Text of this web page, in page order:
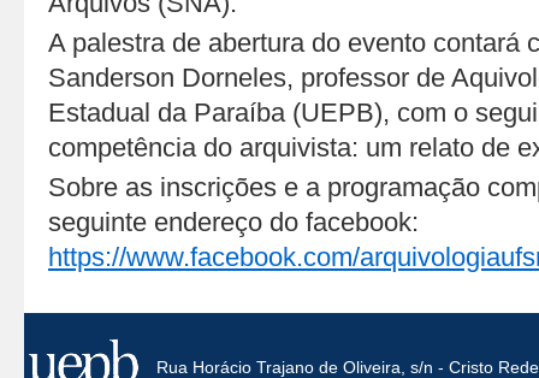
A palestra de abertura do evento contará
Sanderson Dorneles, professor de
Estadual da Paraíba (UEPB), com o
competência do arquivista: um relato de
Sobre as inscrições e a programação
seguinte endereço do facebook:
https://www.facebook.com/
Rua Horácio Trajano de Oliveira, s/n - Cristo